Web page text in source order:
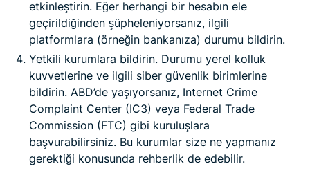
etkinleştirin. Eğer herhangi bir hesabın ele
geçirildiğinden şüpheleniyorsanız, ilgili
platformlara (örneğin bankanıza) durumu bildirin.
Yetkili kurumlara bildirin. Durumu yerel kolluk
kuvvetlerine ve ilgili siber güvenlik birimlerine
bildirin. ABD’de yaşıyorsanız, Internet Crime
Complaint Center (IC3) veya Federal Trade
Commission (FTC) gibi kuruluşlara
başvurabilirsiniz. Bu kurumlar size ne yapmanız
gerektiği konusunda rehberlik de edebilir.